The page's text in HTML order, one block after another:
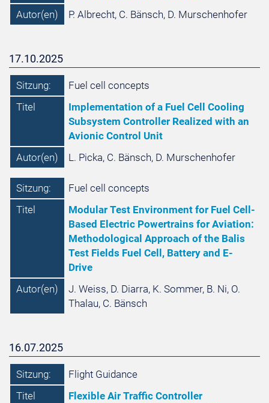
Autor(en)
P. Albrecht, C. Bänsch, D. Murschenhofer
17.10.2025
Sitzung:
Fuel cell concepts
Titel
Implementation of a Fuel Cell Cooling
Subsystem Controller Realized with an
Avionic Control Unit
Autor(en)
L. Picka, C. Bänsch, D. Murschenhofer
Sitzung:
Fuel cell concepts
Titel
Modular Test Environment for Fuel Cell-
Based Electric Powertrains for Aviation:
Methodological Approach of the Balis
Test Fields Fuel Cell, Battery and E-
Drive
Autor(en)
J. Weiss, D. Diarra, K. Sommer, B. Ni, O.
Thalau, C. Bänsch
16.07.2025
Sitzung:
Flight Guidance
Titel
Flexible Air Traffic Controller